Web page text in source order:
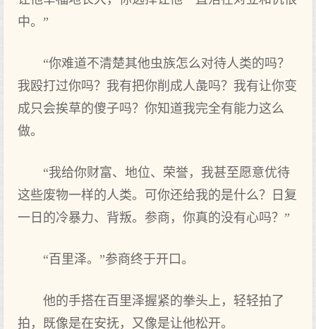
中。”
“你难道不清楚其他虫族怎么对待人类的吗？
我殴打过你吗？我有把你削成人彘吗？我有让你变
成只会挨草的傻子吗？你知道我完全有能力这么
做。
“我给你财富、地位、荣誉，我甚至愿意优待
这些废物一样的人类。可你还给我的是什么？日复
一日的冷暴力、背叛。参商，你真的没有心吗？”
“百里泽。”参商终于开口。
他的手搭在百里泽握紧的拳头上，轻轻拍了
拍，既像是在安抚，又像是让他松开。